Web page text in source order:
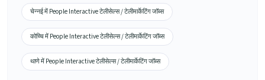
चेन्नई में People Interactive टेलीसेल्स / टेलीमार्केटिंग जॉब्स
कोच्चि में People Interactive टेलीसेल्स / टेलीमार्केटिंग जॉब्स
थाणे में People Interactive टेलीसेल्स / टेलीमार्केटिंग जॉब्स